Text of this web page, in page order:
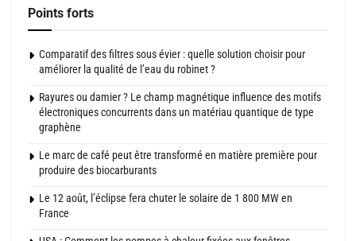
Points forts
Comparatif des filtres sous évier : quelle solution choisir pour
améliorer la qualité de l’eau du robinet ?
Rayures ou damier ? Le champ magnétique influence des motifs
électroniques concurrents dans un matériau quantique de type
graphène
Le marc de café peut être transformé en matière première pour
produire des biocarburants
Le 12 août, l’éclipse fera chuter le solaire de 1 800 MW en
France